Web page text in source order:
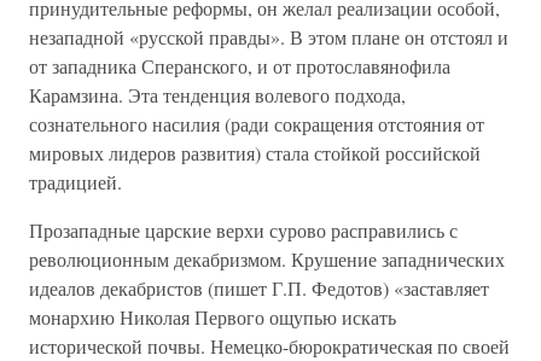
принудительные реформы, он желал реализации особой,
незападной «русской правды». В этом плане он отстоял и
от западника Сперанского, и от протославянофила
Карамзина. Эта тенденция волевого подхода,
сознательного насилия (ради сокращения отстояния от
мировых лидеров развития) стала стойкой российской
традицией.
Прозападные царские верхи сурово расправились с
революционным декабризмом. Крушение западнических
идеалов декабристов (пишет Г.П. Федотов) «заставляет
монархию Николая Первого ощупью искать
исторической почвы. Немецко-бюрократическая по своей